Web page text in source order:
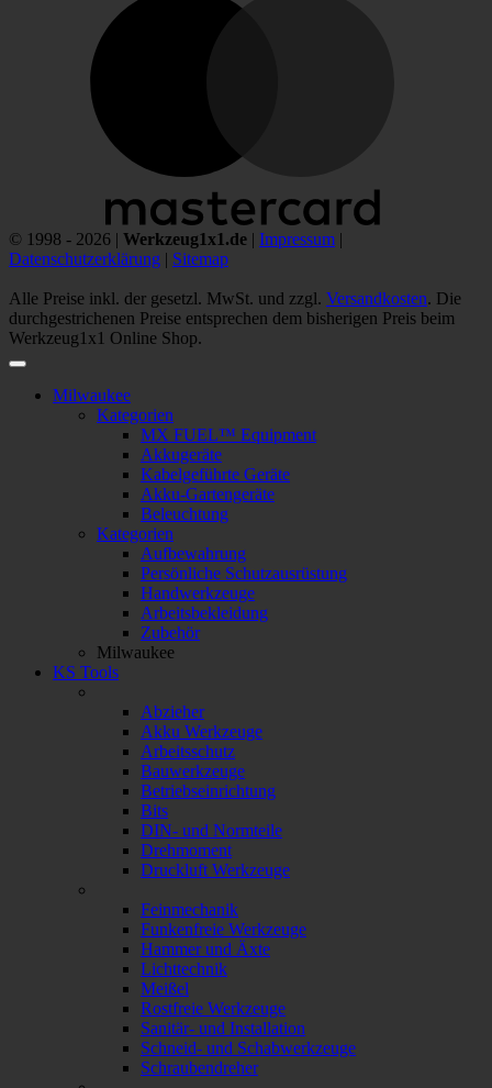
© 1998 - 2026 | Werkzeug1x1.de | Impressum |
Datenschutzerklärung | Sitemap
Alle Preise inkl. der gesetzl. MwSt. und zzgl. Versandkosten. Die
durchgestrichenen Preise entsprechen dem bisherigen Preis beim
Werkzeug1x1 Online Shop.
Milwaukee
Kategorien
MX FUEL™ Equipment
Akkugeräte
Kabelgeführte Geräte
Akku-Gartengeräte
Beleuchtung
Kategorien
Aufbewahrung
Persönliche Schutzausrüstung
Handwerkzeuge
Arbeitsbekleidung
Zubehör
Milwaukee
KS Tools
Abzieher
Akku Werkzeuge
Arbeitsschutz
Bauwerkzeuge
Betriebseinrichtung
Bits
DIN- und Normteile
Drehmoment
Druckluft Werkzeuge
Feinmechanik
Funkenfreie Werkzeuge
Hammer und Äxte
Lichttechnik
Meißel
Rostfreie Werkzeuge
Sanitär- und Installation
Schneid- und Schabwerkzeuge
Schraubendreher